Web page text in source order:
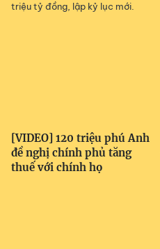
triệu tỷ đồng, lập kỷ lục mới.
[VIDEO] 120 triệu phú Anh
đề nghị chính phủ tăng
thuế với chính họ